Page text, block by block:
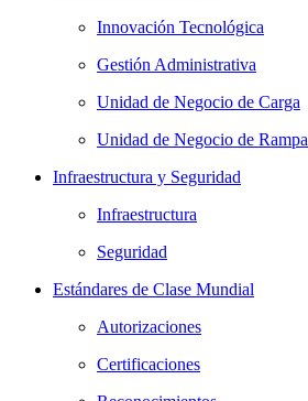
Innovación Tecnológica
Gestión Administrativa
Unidad de Negocio de Carga
Unidad de Negocio de Rampa
Infraestructura y Seguridad
Infraestructura
Seguridad
Estándares de Clase Mundial
Autorizaciones
Certificaciones